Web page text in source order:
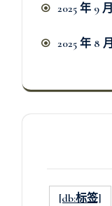
2025 年 9 月
2025 年 8 月
[db:标签]